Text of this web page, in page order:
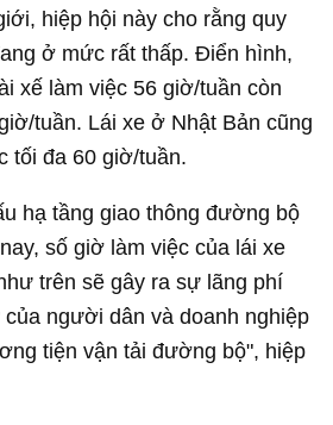
hiệp hội này cho rằng quy
ở mức rất thấp. Điển hình,
xế làm việc 56 giờ/tuần còn
tuần. Lái xe ở Nhật Bản cũng
tối đa 60 giờ/tuần.
hạ tầng giao thông đường bộ
số giờ làm việc của lái xe
trên sẽ gây ra sự lãng phí
người dân và doanh nghiệp
tiện vận tải đường bộ", hiệp